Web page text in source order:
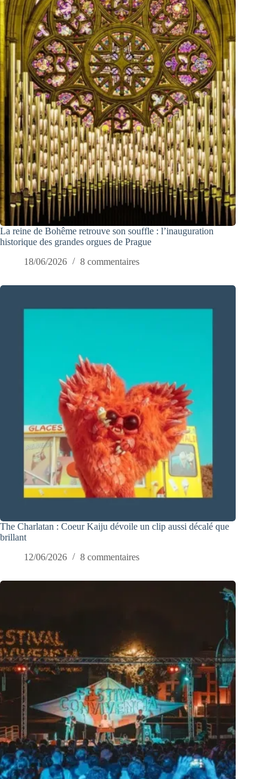
La reine de Bohême retrouve son souffle : l’inauguration
historique des grandes orgues de Prague
18/06/2026
8 commentaires
The Charlatan : Coeur Kaiju dévoile un clip aussi décalé que
brillant
12/06/2026
8 commentaires